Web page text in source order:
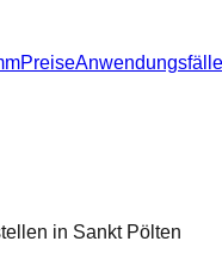
PreiseAnwendungsfälle
in Sankt Pölten